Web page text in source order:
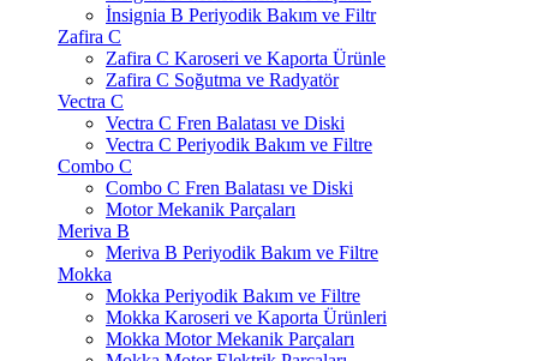
İnsignia B Periyodik Bakım ve Filtr
Zafira C
Zafira C Karoseri ve Kaporta Ürünle
Zafira C Soğutma ve Radyatör
Vectra C
Vectra C Fren Balatası ve Diski
Vectra C Periyodik Bakım ve Filtre
Combo C
Combo C Fren Balatası ve Diski
Motor Mekanik Parçaları
Meriva B
Meriva B Periyodik Bakım ve Filtre
Mokka
Mokka Periyodik Bakım ve Filtre
Mokka Karoseri ve Kaporta Ürünleri
Mokka Motor Mekanik Parçaları